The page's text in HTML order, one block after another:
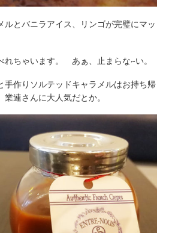
ルとバニラアイス、リンゴが完璧にマッ
れちゃいます。 あぁ、止まらな~い。
手作りソルテッドキャラメルはお持ち帰
連さんに大人気だとか。